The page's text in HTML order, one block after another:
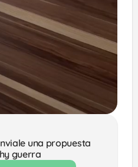
una propuesta
guerra